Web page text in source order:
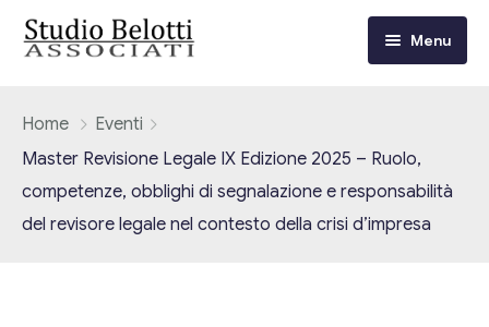
Menu
I nostri servizi
Consulenza Fiscale e Tributaria
Circolari
Home
Eventi
Master Revisione Legale IX Edizione 2025 – Ruolo,
competenze, obblighi di segnalazione e responsabilità
del revisore legale nel contesto della crisi d’impresa